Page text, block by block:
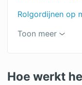
Rolgordijnen op
Vouwgordijnen
Lamellen op
Zonwering kopen
Toon meer
Hoe werkt